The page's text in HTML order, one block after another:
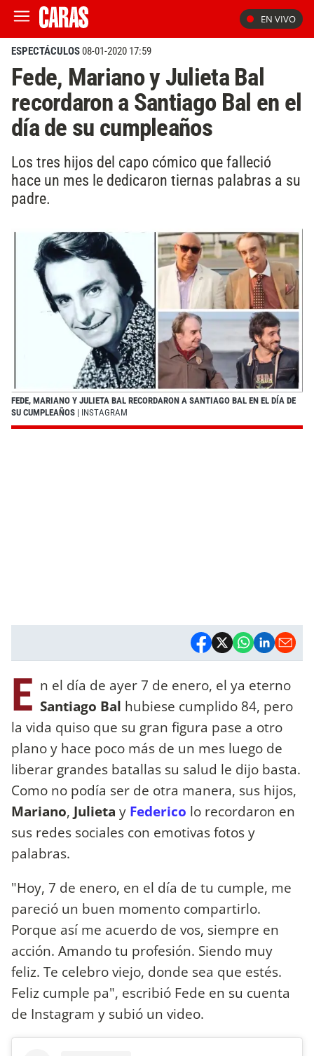
EN VIVO
ESPECTÁCULOS08-01-2020 17:59
Fede, Mariano y Julieta Bal
recordaron a Santiago Bal en el
día de su cumpleaños
Los tres hijos del capo cómico que falleció
hace un mes le dedicaron tiernas palabras a su
padre.
FEDE, MARIANO Y JULIETA BAL RECORDARON A SANTIAGO BAL EN EL DÍA DE
SU CUMPLEAÑOS | INSTAGRAM
E n el día de ayer 7 de enero, el ya eterno
Santiago Bal hubiese cumplido 84, pero
la vida quiso que su gran figura pase a otro
plano y hace poco más de un mes luego de
liberar grandes batallas su salud le dijo basta.
Como no podía ser de otra manera, sus hijos,
Mariano, Julieta y Federico lo recordaron en
sus redes sociales con emotivas fotos y
palabras.
"Hoy, 7 de enero, en el día de tu cumple, me
pareció un buen momento compartirlo.
Porque así me acuerdo de vos, siempre en
acción. Amando tu profesión. Siendo muy
feliz. Te celebro viejo, donde sea que estés.
Feliz cumple pa", escribió Fede en su cuenta
de Instagram y subió un video.